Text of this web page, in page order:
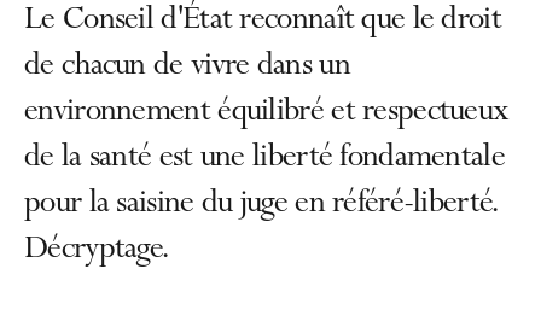
Le Conseil d'État reconnaît que le droit
de chacun de vivre dans un
environnement équilibré et respectueux
de la santé est une liberté fondamentale
pour la saisine du juge en référé-liberté.
Décryptage.